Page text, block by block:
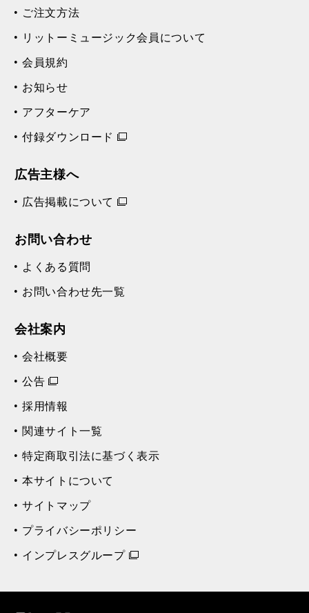
ご注文方法
リットーミュージック会員について
会員規約
お知らせ
アフターケア
付録ダウンロード
広告主様へ
広告掲載について
お問い合わせ
よくある質問
お問い合わせ先一覧
会社案内
会社概要
公告
採用情報
関連サイト一覧
特定商取引法に基づく表示
本サイトについて
サイトマップ
プライバシーポリシー
インプレスグループ